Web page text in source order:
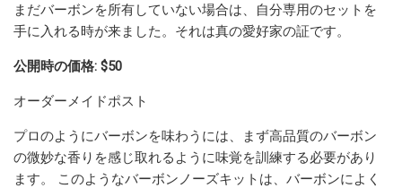
まだバーボンを所有していない場合は、自分専用のセットを
手に入れる時が来ました。それは真の愛好家の証です。
公開時の価格: $50
オーダーメイドポスト
プロのようにバーボンを味わうには、まず高品質のバーボン
の微妙な香りを感じ取れるように味覚を訓練する必要があり
ます。 このようなバーボンノーズキットは、バーボンによく